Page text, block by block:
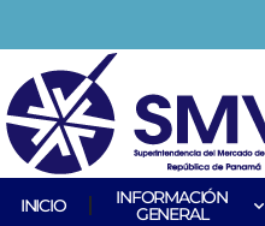
INICIO
INFORMACIÓN
GENERAL